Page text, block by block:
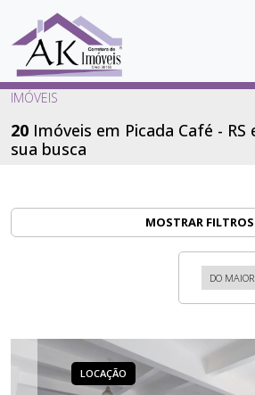
COMPRAR
LANÇAMENTOS
IMÓVEIS
20 Imóveis em Picada Café -
sua busca
MOSTRAR FILTROS
LOCAÇÃO